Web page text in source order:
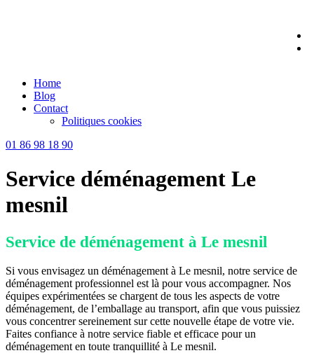
Home
Blog
Contact
Politiques cookies
01 86 98 18 90
Service déménagement Le
mesnil
Service de déménagement à Le mesnil
Si vous envisagez un déménagement à Le mesnil, notre service de
déménagement professionnel est là pour vous accompagner. Nos
équipes expérimentées se chargent de tous les aspects de votre
déménagement, de l’emballage au transport, afin que vous puissiez
vous concentrer sereinement sur cette nouvelle étape de votre vie.
Faites confiance à notre service fiable et efficace pour un
déménagement en toute tranquillité à Le mesnil.